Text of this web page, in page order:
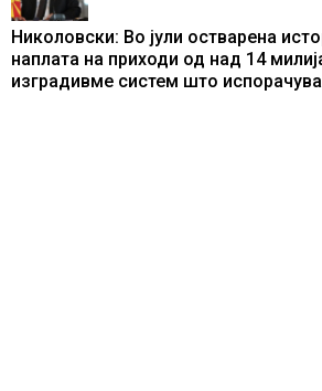
Николовски: Во јули остварена
наплата на приходи од над 14
изградивме систем што испорачува